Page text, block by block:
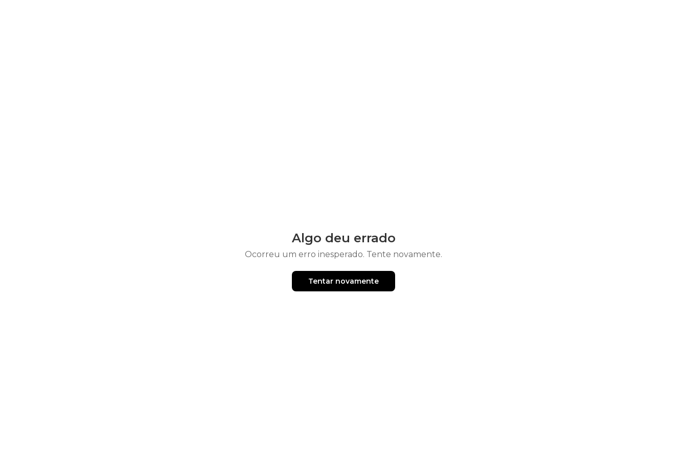
Algo deu errado
Ocorreu um erro inesperado. Tente novamente.
Tentar novamente